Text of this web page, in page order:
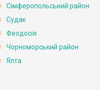
Сімферопольський район
Судак
Феодосія
Чорноморський район
Ялта